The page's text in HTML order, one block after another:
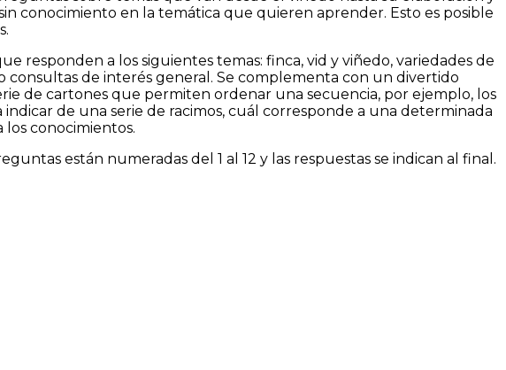
conocimiento en la temática que quieren aprender. Esto es posible
responden a los siguientes temas: finca, vid y viñedo, variedades de
consultas de interés general. Se complementa con un divertido
de cartones que permiten ordenar una secuencia, por ejemplo, los
de una serie de racimos, cuál corresponde a una determinada
conocimientos.
están numeradas del 1 al 12 y las respuestas se indican al final.